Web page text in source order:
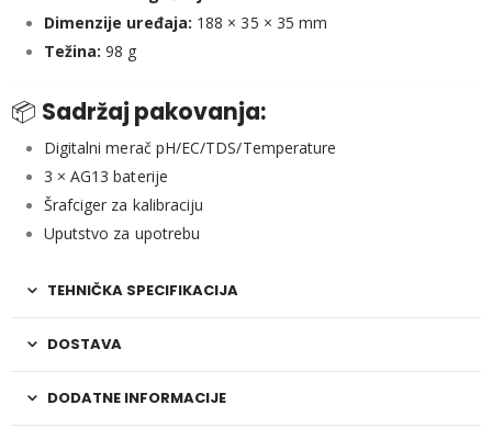
Dimenzije uređaja: 188 × 35 × 35 mm
Težina: 98 g
📦 Sadržaj pakovanja:
Digitalni merač pH/EC/TDS/Temperature
3 × AG13 baterije
Šrafciger za kalibraciju
Uputstvo za upotrebu
TEHNIČKA SPECIFIKACIJA
DOSTAVA
DODATNE INFORMACIJE